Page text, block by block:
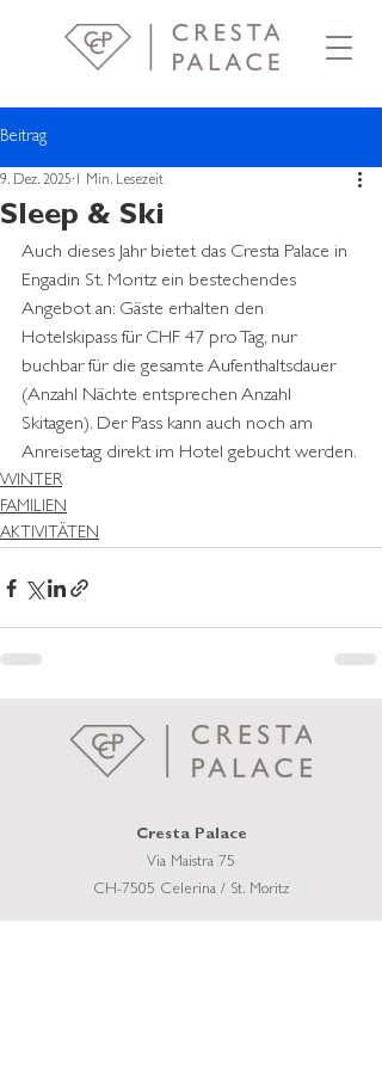
Beitrag
Sleep & Ski
9. Dez. 2025 1 Min. Lesezeit
Auch dieses Jahr bietet das Cresta Palace in
Engadin St. Moritz ein bestechendes
Angebot an: Gäste erhalten den
Hotelskipass für CHF 47 pro Tag, nur
buchbar für die gesamte Aufenthaltsdauer
(Anzahl Nächte entsprechen Anzahl
Skitagen). Der Pass kann auch noch am
Anreisetag direkt im Hotel gebucht werden.
WINTER
FAMILIEN
AKTIVITÄTEN
Cresta Palace
Via Maistra 75
CH-7505 Celerina / St. Moritz